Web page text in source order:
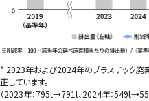
* 2023年および2024年のプラスチック
正しています。
（2023年：795t→791t、2024年：